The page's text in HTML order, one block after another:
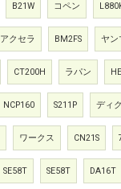
B21W コペン
アクセラ BM2FS ヤン
CT200H ラパン
NCP160 S211P ディ
ワークス CN21S
SE58T SE58T DA16T